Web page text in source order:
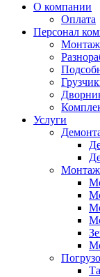
О компании
Оплата
Персонал
Услуги